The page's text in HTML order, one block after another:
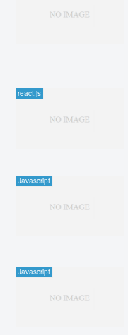
react.js
Javascript
Javascript